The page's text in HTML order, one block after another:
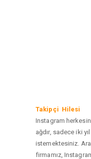
Takipçi Hilesi
Instagram
ağdır, sadece iki
istemektesiniz.
firmamız,